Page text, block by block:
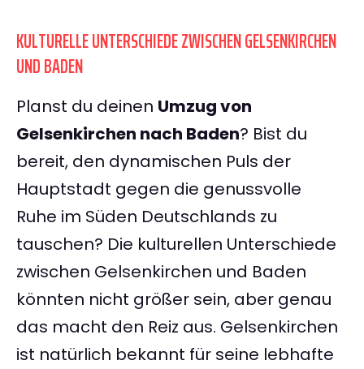
KULTURELLE UNTERSCHIEDE ZWISCHEN GELSENKIRCHEN
UND BADEN
Planst du deinen Umzug von
Gelsenkirchen nach Baden? Bist du
bereit, den dynamischen Puls der
Hauptstadt gegen die genussvolle
Ruhe im Süden Deutschlands zu
tauschen? Die kulturellen Unterschiede
zwischen Gelsenkirchen und Baden
könnten nicht größer sein, aber genau
das macht den Reiz aus. Gelsenkirchen
ist natürlich bekannt für seine lebhafte